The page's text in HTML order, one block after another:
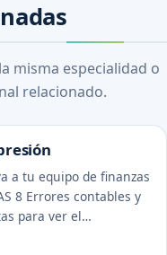
misma especialidad o
relacionado.
a tu equipo de finanzas
8 Errores contables y
para ver el